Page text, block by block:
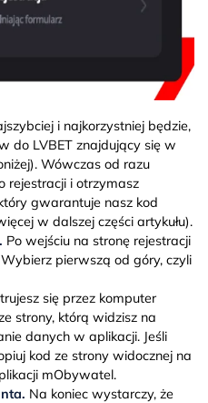
i najkorzystniej będzie,
do LVBET znajdujący się w
Wówczas od razu
rejestracji i otrzymasz
gwarantuje nasz kod
w dalszej części artykułu).
Po wejściu na stronę rejestracji
pierwszą od góry, czyli
się przez komputer
strony, którą widzisz na
danych w aplikacji. Jeśli
kod ze strony widocznej na
mObywatel.
Na koniec wystarczy, że